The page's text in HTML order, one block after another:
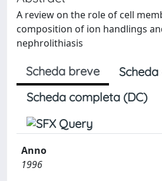
A review on the role of cell
composition of ion handlings
nephrolithiasis
Scheda breve
Scheda completa (DC)
Anno
1996